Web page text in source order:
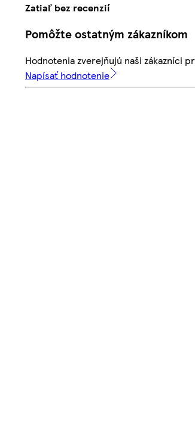
Zatiaľ bez recenzií
Pomôžte ostatným zákazníkom
Hodnotenia zverejňujú naši zákazníci
Napísať hodnotenie